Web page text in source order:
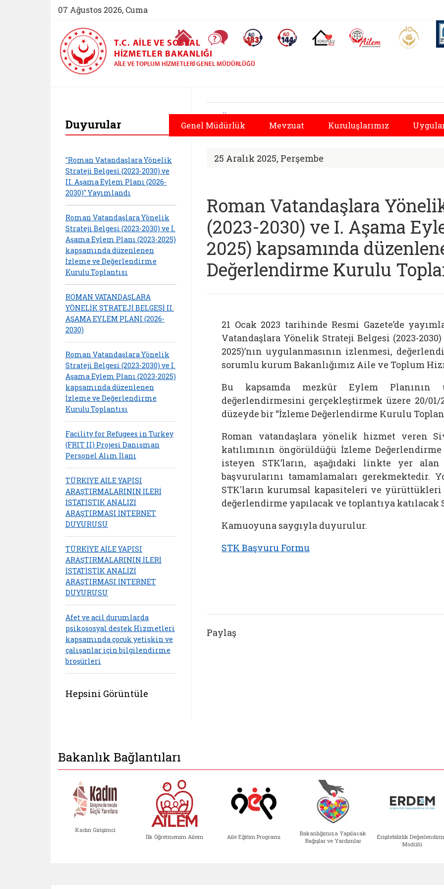
07 Ağustos 2026, Cuma
Ana Sayfa Sıkça Sorulan SorularAlo 183 (yeni sekmede açılır)Alo 144 (yeni sekmede açılır)Koruyucu Aile (yeni sekmede açılır)
AİLEM İletişim Aile ve
T.C. AILE VE SOSYAL
HIZMETLER BAKANLIĞI
AILE VE TOPLUM HIZMETLERI GENEL MÜDÜRLÜĞÜ
Genel Müdürlük Mevzuat Kuruluşlarımız
Aile ve Toplum Hizmetleri Genel
Duyurular
"Roman Vatandaşlara Yönelik
Strateji Belgesi (2023-2030) ve
II. Aşama Eylem Planı (2026-
2030)" Yayımlandı
Roman Vatandaşlara Yönelik
Strateji Belgesi (2023-2030) ve I.
Aşama Eylem Planı (2023-2025)
kapsamında düzenlenen
İzleme ve Değerlendirme
Kurulu Toplantısı
ROMAN VATANDAŞLARA
YÖNELİK STRATEJİ BELGESİ II.
AŞAMA EYLEM PLANI (2026-
2030)
Roman Vatandaşlara Yönelik
Strateji Belgesi (2023-2030) ve I.
Aşama Eylem Planı (2023-2025)
kapsamında düzenlenen
İzleme ve Değerlendirme
Kurulu Toplantısı
Facility for Refugees in Turkey
(FRIT II) Projesi Danışman
Personel Alım İlanı
TÜRKİYE AİLE YAPISI
ARAŞTIRMALARININ İLERİ
İSTATİSTİK ANALİZİ
ARAŞTIRMASI İNTERNET
DUYURUSU
TÜRKİYE AİLE YAPISI
ARAŞTIRMALARININ İLERİ
İSTATİSTİK ANALİZİ
ARAŞTIRMASI İNTERNET
DUYURUSU
Afet ve acil durumlarda
psikososyal destek Hizmetleri
kapsamında çocuk yetişkin ve
çalışanlar için bilgilendirme
broşürleri
Hepsini Görüntüle
Önceki
25 Aralık 2025, Perşembe
Roman Vatandaşlara
(2023-2030) ve I. Aşama
2025) kapsamında
Değerlendirme Kurulu
21 Ocak 2023 tarihinde Resmi Gazete’de
Vatandaşlara Yönelik Strateji Belgesi (2023-
2025)’nın uygulanmasının izlenmesi,
sorumlu kurum Bakanlığımız Aile ve Toplum
Bu kapsamda mezkûr Eylem
değerlendirmesini gerçekleştirmek üzere 20/01/
düzeyde bir “İzleme Değerlendirme Kurulu
Roman vatandaşlara yönelik hizmet veren
katılımının öngörüldüğü İzleme
isteyen STK’ların, aşağıdaki linkte yer
başvurularını tamamlamaları gerekmektedir.
STK'ların kurumsal kapasiteleri ve
değerlendirme yapılacak ve toplantıya
Kamuoyuna saygıyla duyurulur.
STK Başvuru Formu
Paylaş
Bakanlık Bağlantıları
Kadın Girişimci
İlk Öğretmenim Ailem Aile Eğitim Programı
Bakanlığımıza Yapılacak
Bağışlar ve Yardımlar
Erişilebilirlik
Modülü